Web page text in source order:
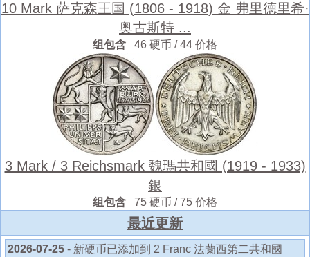
10 Mark 萨克森王国 (1806 - 1918) 金 弗里德里希·
奥古斯特 ...
组包含 46 硬币 / 44 价格
3 Mark / 3 Reichsmark 魏瑪共和國 (1919 - 1933)
銀
组包含 75 硬币 / 75 价格
最近更新
2026-07-25 - 新硬币已添加到 2 Franc 法蘭西第二共和國